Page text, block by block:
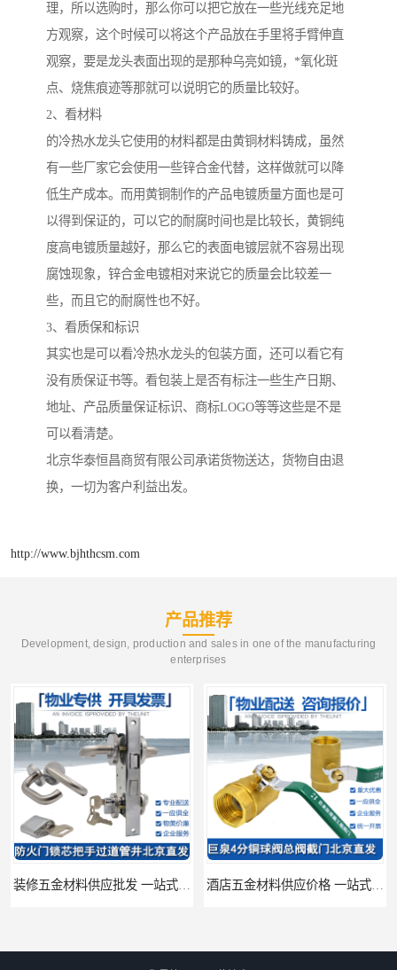
理，所以选购时，那么你可以把它放在一些光线充足地
方观察，这个时候可以将这个产品放在手里将手臂伸直
观察，要是龙头表面出现的是那种乌亮如镜，*氧化斑
点、烧焦痕迹等那就可以说明它的质量比较好。
2、看材料
的冷热水龙头它使用的材料都是由黄铜材料铸成，虽然
有一些厂家它会使用一些锌合金代替，这样做就可以降
低生产成本。而用黄铜制作的产品电镀质量方面也是可
以得到保证的，可以它的耐腐时间也是比较长，黄铜纯
度高电镀质量越好，那么它的表面电镀层就不容易出现
腐蚀现象，锌合金电镀相对来说它的质量会比较差一
些，而且它的耐腐性也不好。
3、看质保和标识
其实也是可以看冷热水龙头的包装方面，还可以看它有
没有质保证书等。看包装上是否有标注一些生产日期、
地址、产品质量保证标识、商标LOGO等等这些是不是
可以看清楚。
北京华泰恒昌商贸有限公司承诺货物送达，货物自由退
换，一切为客户利益出发。
http://www.bjhthcsm.com
产品推荐
Development, design, production and sales in one of the manufacturing
enterprises